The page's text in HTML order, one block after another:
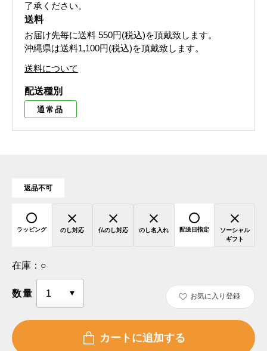
了承ください。
送料
お届け先毎に送料 550円(税込)を頂戴致します。
沖縄県は送料1,100円(税込)を頂戴致します。
送料について
配送種別
通常品
返品不可
ラッピング のし対応 仏のし対応 のし名入れ 配送日指定
ソーシャル
ギフト
在庫： ○
数量 お気に入り登録